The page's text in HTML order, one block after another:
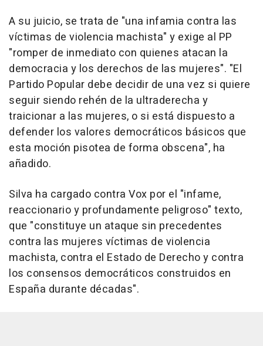
A su juicio, se trata de "una infamia contra las
víctimas de violencia machista" y exige al PP
"romper de inmediato con quienes atacan la
democracia y los derechos de las mujeres". "El
Partido Popular debe decidir de una vez si quiere
seguir siendo rehén de la ultraderecha y
traicionar a las mujeres, o si está dispuesto a
defender los valores democráticos básicos que
esta moción pisotea de forma obscena", ha
añadido.
Silva ha cargado contra Vox por el "infame,
reaccionario y profundamente peligroso" texto,
que "constituye un ataque sin precedentes
contra las mujeres víctimas de violencia
machista, contra el Estado de Derecho y contra
los consensos democráticos construidos en
España durante décadas".